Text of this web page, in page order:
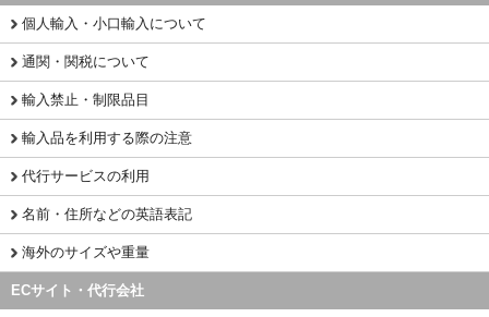
個人輸入・小口輸入について
通関・関税について
輸入禁止・制限品目
輸入品を利用する際の注意
代行サービスの利用
名前・住所などの英語表記
海外のサイズや重量
ECサイト・代行会社